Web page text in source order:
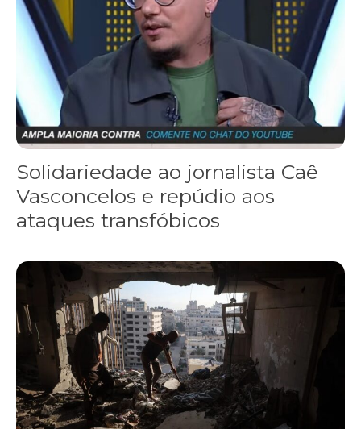
Solidariedade ao jornalista Caê
Vasconcelos e repúdio aos
ataques transfóbicos
“Funeral para toda Gaza” — enquanto o Conselho da Paz